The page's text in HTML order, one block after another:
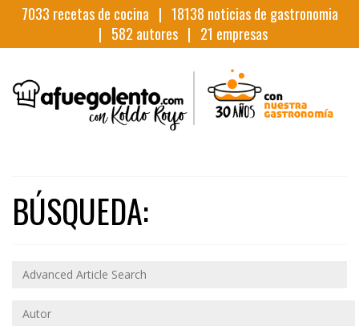
7033 recetas de cocina | 18138 noticias de gastronomia
| 582 autores | 21 empresas
BÚSQUEDA: